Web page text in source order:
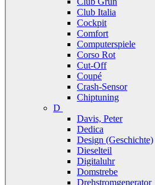
Club Italia
Cockpit
Comfort
Computerspiele
Corso Rot
Cut-Off
Coupé
Crash-Sensor
Chiptuning
D
Davis, Peter
Dedica
Design (Geschichte)
Dieselteil
Digitaluhr
Domstrebe
Drehstromgenerator